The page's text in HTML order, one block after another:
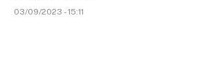
03/09/2023 - 15:11